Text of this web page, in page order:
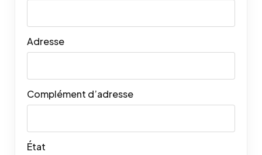
Adresse
Complément d’adresse
État